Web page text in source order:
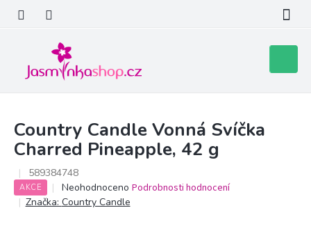
obsah
košík
Country Candle Vonná Svíčka
Charred Pineapple, 42 g
589384748
AKCE
Průměrné
hodnocení
Neohodnoceno Podrobnosti hodnocení
Značka: Country Candle